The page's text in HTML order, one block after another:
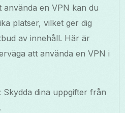
en VPN kan du
platser, vilket ger dig
av innehåll. Här är
att använda en VPN i
: Skydda dina uppgifter från